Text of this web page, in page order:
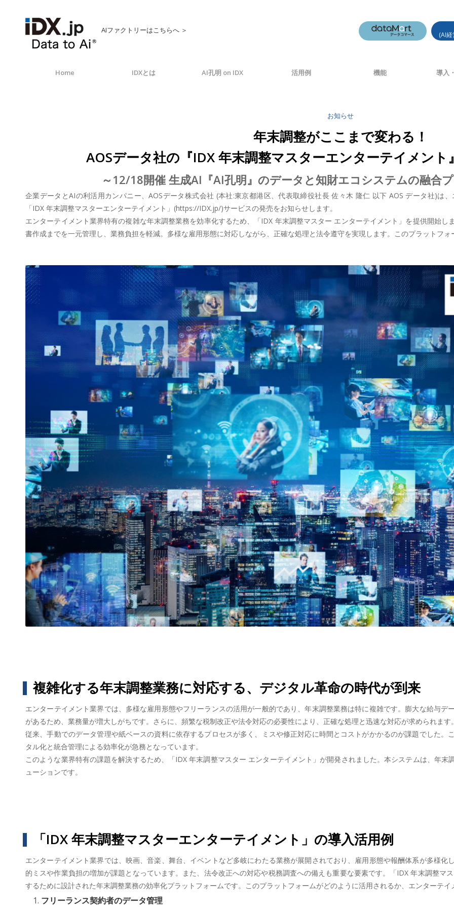
AIファクトリーはこちらへ ＞ (AI
Home IDXとは AI孔明 on IDX 活用例 機能 導入
お知らせ
年末調整がここまで変わる！
AOSデータ社の『IDX 年末調整マスターエンターテイメン
～12/18開催 生成AI『AI孔明』のデータと知財エコシステムの融合
企業データとAIの利活用カンパニー、AOSデータ株式会社 (本社:東京都港区、代表取締役社長 佐々木 隆仁 以下 AOS データ社)は
「IDX 年末調整マスターエンターテイメント」(https://IDX.jp/)サービスの発売をお知らせします。
エンターテイメント業界特有の複雑な年末調整業務を効率化するため、「IDX 年末調整マスター エンターテイメント」を提供開始
書作成までを一元管理し、業務負担を軽減。多様な雇用形態に対応しながら、正確な処理と法令遵守を実現します。このプラットフォ
複雑化する年末調整業務に対応する、デジタル革命の時代が到来
エンターテイメント業界では、多様な雇用形態やフリーランスの活用が一般的であり、年末調整業務は特に複雑です。膨大な給与
があるため、業務量が増大しがちです。さらに、頻繁な税制改正や法令対応の必要性により、正確な処理と迅速な対応が求められます。
従来、手動でのデータ管理や紙ベースの資料に依存するプロセスが多く、ミスや修正対応に時間とコストがかかるのが課題でした
タル化と統合管理による効率化が急務となっています。
このような業界特有の課題を解決するため、「IDX 年末調整マスター エンターテイメント」が開発されました。本システムは、年
ューションです。
「IDX 年末調整マスターエンターテイメント」の導入活用例
エンターテイメント業界では、映画、音楽、舞台、イベントなど多岐にわたる業務が展開されており、雇用形態や報酬体系が多様
的ミスや作業負担の増加が課題となっています。また、法令改正への対応や税務調査への備えも重要な要素です。「IDX 年末調整マ
するために設計された年末調整業務の効率化プラットフォームです。このプラットフォームがどのように活用されるか、エンターテイ
フリーランス契約者のデータ管理